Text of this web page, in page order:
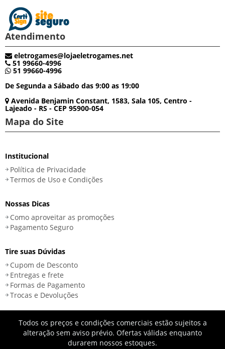
Atendimento
eletrogames@lojaeletrogames.net
51 99660-4996
51 99660-4996
De Segunda a Sábado das 9:00 as 19:00
Avenida Benjamin Constant, 1583, Sala 105, Centro -
Lajeado - RS - CEP 95900-054
Mapa do Site
Institucional
Política de Privacidade
Termos de Uso e Condições
Nossas Dicas
Como aproveitar as promoções
Pagamento Seguro
Tire suas Dúvidas
Cupom de Desconto
Entregas e frete
Formas de Pagamento
Trocas e Devoluções
Todos os preços e condições comerciais estão sujeitos a
alteração sem aviso prévio. Ofertas válidas enquanto
durarem nossos estoques.